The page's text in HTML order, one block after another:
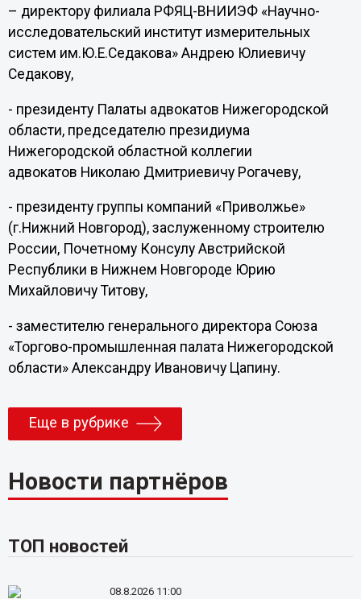
– директору филиала РФЯЦ-ВНИИЭФ «Научно-
исследовательский институт измерительных
систем им.Ю.Е.Седакова» Андрею Юлиевичу
Седакову,
- президенту Палаты адвокатов Нижегородской
области, председателю президиума
Нижегородской областной коллегии
адвокатов Николаю Дмитриевичу Рогачеву,
- президенту группы компаний «Приволжье»
(г.Нижний Новгород), заслуженному строителю
России, Почетному Консулу Австрийской
Республики в Нижнем Новгороде Юрию
Михайловичу Титову,
- заместителю генерального директора Союза
«Торгово-промышленная палата Нижегородской
области» Александру Ивановичу Цапину.
Еще в рубрике
Новости партнёров
ТОП новостей
08.8.2026 11:00